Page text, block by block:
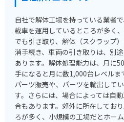
自社で解体工場を持っている業者
載車を運用しているところが多く
でも引き取り、解体（スクラップ
消手続き、車両の引き取りは、別
あります。解体処理能力は、月に
手になると月に数1,000台レベルま
パーツ販売や、パーツを輸出して
す。さらには、場合によっては自
合もあります。郊外に所在してお
ろが多く、小規模の工場だとホー